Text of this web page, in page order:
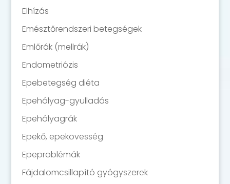
Elhízás
Emésztőrendszeri betegségek
Emlőrák (mellrák)
Endometriózis
Epebetegség diéta
Epehólyag-gyulladás
Epehólyagrák
Epekő, epekövesség
Epeproblémák
Fájdalomcsillapító gyógyszerek